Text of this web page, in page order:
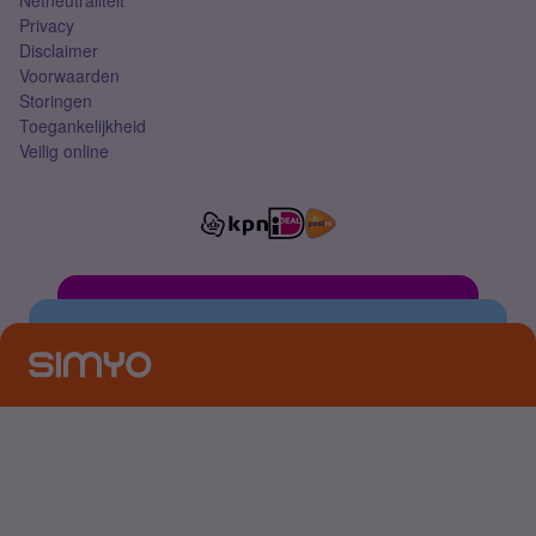
Privacy
Disclaimer
Voorwaarden
Storingen
Toegankelijkheid
Veilig online